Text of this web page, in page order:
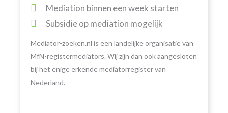
Mediation binnen een week starten
Subsidie op mediation mogelijk
Mediator-zoeken.nl is een landelijke organisatie van
MfN-registermediators. Wij zijn dan ook aangesloten
bij het enige erkende mediatorregister van
Nederland.